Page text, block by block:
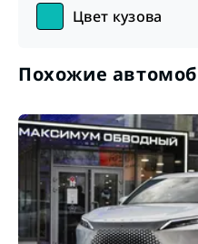
Цвет кузова
Похожие